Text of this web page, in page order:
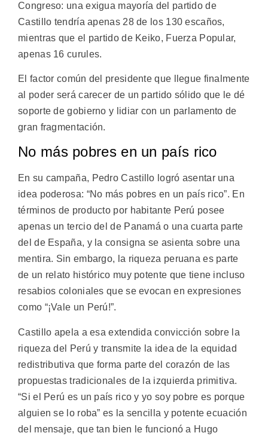
Congreso: una exigua mayoría del partido de
Castillo tendría apenas 28 de los 130 escaños,
mientras que el partido de Keiko, Fuerza Popular,
apenas 16 curules.
El factor común del presidente que llegue finalmente
al poder será carecer de un partido sólido que le dé
soporte de gobierno y lidiar con un parlamento de
gran fragmentación.
No más pobres en un país rico
En su campaña, Pedro Castillo logró asentar una
idea poderosa: “No más pobres en un país rico”. En
términos de producto por habitante Perú posee
apenas un tercio del de Panamá o una cuarta parte
del de España, y la consigna se asienta sobre una
mentira. Sin embargo, la riqueza peruana es parte
de un relato histórico muy potente que tiene incluso
resabios coloniales que se evocan en expresiones
como “¡Vale un Perú!”.
Castillo apela a esa extendida convicción sobre la
riqueza del Perú y transmite la idea de la equidad
redistributiva que forma parte del corazón de las
propuestas tradicionales de la izquierda primitiva.
“Si el Perú es un país rico y yo soy pobre es porque
alguien se lo roba” es la sencilla y potente ecuación
del mensaje, que tan bien le funcionó a Hugo